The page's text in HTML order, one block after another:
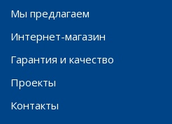
Мы предлагаем
Интернет-магазин
Гарантия и качество
Проекты
Контакты